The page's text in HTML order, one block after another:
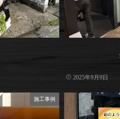
0
2025年9月9日
施工事例